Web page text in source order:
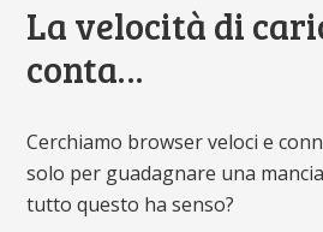
La velocità di
conta…
Cerchiamo browser veloci e
solo per guadagnare una
tutto questo ha senso?